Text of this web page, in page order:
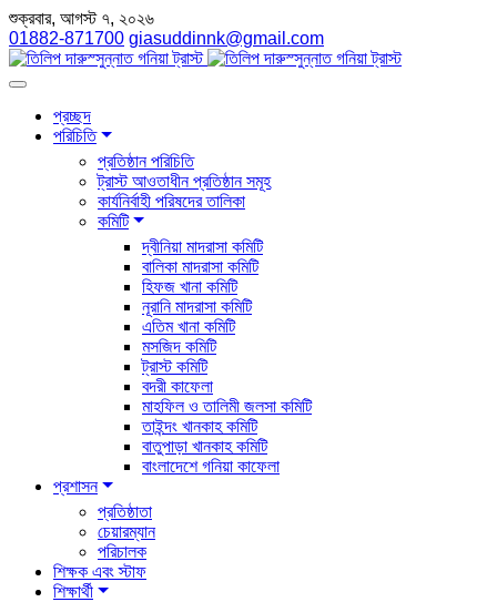
শুক্রবার, আগস্ট ৭, ২০২৬
01882-871700 giasuddinnk@gmail.com
প্রচ্ছদ
পরিচিতি
প্রতিষ্ঠান পরিচিতি
ট্রাস্ট আওতাধীন প্রতিষ্ঠান সমূহ
কার্যনির্বাহী পরিষদের তালিকা
কমিটি
দ্বীনিয়া মাদরাসা কমিটি
বালিকা মাদরাসা কমিটি
হিফজ খানা কমিটি
নূরানি মাদরাসা কমিটি
এতিম খানা কমিটি
মসজিদ কমিটি
ট্রাস্ট কমিটি
বদরী কাফেলা
মাহফিল ও তালিমী জলসা কমিটি
তাইন্দং খানকাহ কমিটি
বাতুপাড়া খানকাহ কমিটি
বাংলাদেশে গনিয়া কাফেলা
প্রশাসন
প্রতিষ্ঠাতা
চেয়ারম্যান
পরিচালক
শিক্ষক এবং স্টাফ
শিক্ষার্থী